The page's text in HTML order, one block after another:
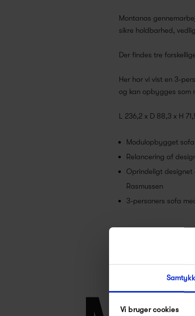
Vi bruger cookies
Montanas
sikre holdbarhed,
Der findes tre
Her har vi vist en 3-
og kan opbygges som
L 236,2 x D 88,3 x H
Modulopbygget
Relancering af
Oprindeligt designet
Rasmussen
3-personers sofa